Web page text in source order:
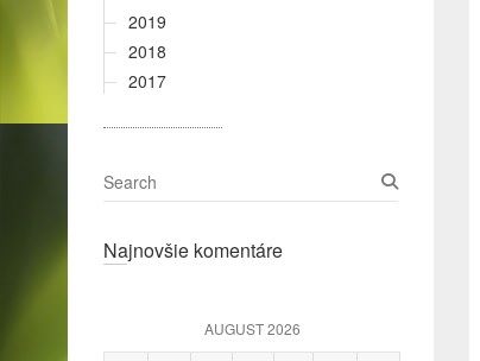
2019
2018
2017
S
e
rNajnovšie komentáre
AUGUST 2026